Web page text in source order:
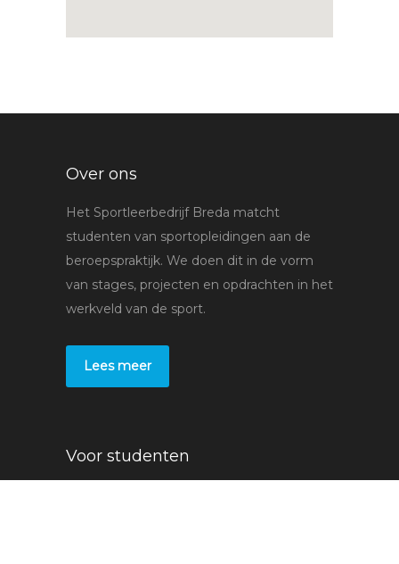
Over ons
Het Sportleerbedrijf Breda matcht
studenten van sportopleidingen aan de
beroepspraktijk. We doen dit in de vorm
van stages, projecten en opdrachten in het
werkveld van de sport.
Lees meer
Voor studenten